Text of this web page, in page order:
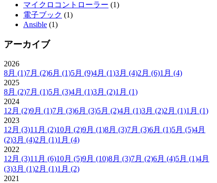
マイクロコントローラー (1)
電子ブック (1)
Ansible (1)
アーカイブ
2026
8月 (1)7月 (2)6月 (1)5月 (9)4月 (1)3月 (4)2月 (6)1月 (4)
2025
8月 (2)7月 (1)5月 (3)4月 (1)3月 (2)1月 (1)
2024
12月 (2)9月 (1)7月 (3)6月 (3)5月 (2)4月 (1)3月 (2)2月 (1)1月 (1)
2023
12月 (3)11月 (2)10月 (2)9月 (1)8月 (3)7月 (3)6月 (1)5月 (5)4月
(2)3月 (4)2月 (1)1月 (4)
2022
12月 (3)11月 (6)10月 (5)9月 (10)8月 (3)7月 (2)6月 (4)5月 (1)4月
(3)3月 (1)2月 (1)1月 (2)
2021